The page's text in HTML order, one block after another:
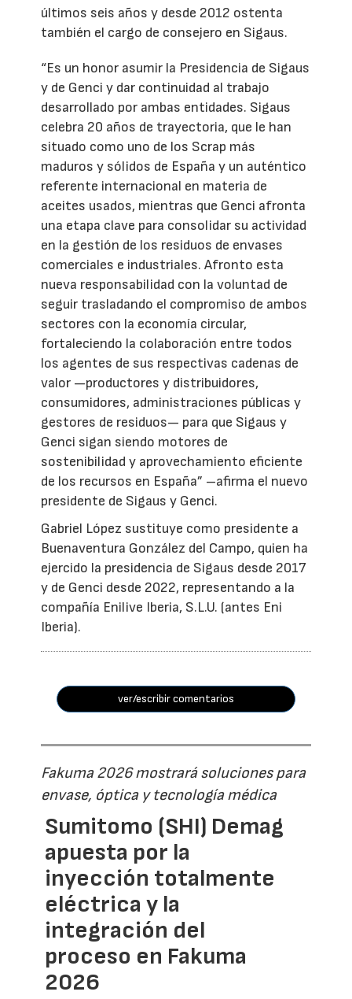
últimos seis años y desde 2012 ostenta
también el cargo de consejero en Sigaus.
“Es un honor asumir la Presidencia de Sigaus
y de Genci y dar continuidad al trabajo
desarrollado por ambas entidades. Sigaus
celebra 20 años de trayectoria, que le han
situado como uno de los Scrap más
maduros y sólidos de España y un auténtico
referente internacional en materia de
aceites usados, mientras que Genci afronta
una etapa clave para consolidar su actividad
en la gestión de los residuos de envases
comerciales e industriales. Afronto esta
nueva responsabilidad con la voluntad de
seguir trasladando el compromiso de ambos
sectores con la economía circular,
fortaleciendo la colaboración entre todos
los agentes de sus respectivas cadenas de
valor —productores y distribuidores,
consumidores, administraciones públicas y
gestores de residuos— para que Sigaus y
Genci sigan siendo motores de
sostenibilidad y aprovechamiento eficiente
de los recursos en España” –afirma el nuevo
presidente de Sigaus y Genci.
Gabriel López sustituye como presidente a
Buenaventura González del Campo, quien ha
ejercido la presidencia de Sigaus desde 2017
y de Genci desde 2022, representando a la
compañía Enilive Iberia, S.L.U. (antes Eni
Iberia).
ver/escribir comentarios
Fakuma 2026 mostrará soluciones para
envase, óptica y tecnología médica
Sumitomo (SHI) Demag
apuesta por la
inyección totalmente
eléctrica y la
integración del
proceso en Fakuma
2026